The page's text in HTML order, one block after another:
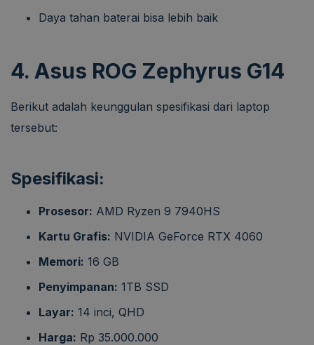
Daya tahan baterai bisa lebih baik
4. Asus ROG Zephyrus G14
Berikut adalah keunggulan spesifikasi dari laptop
tersebut:
Spesifikasi:
Prosesor: AMD Ryzen 9 7940HS
Kartu Grafis: NVIDIA GeForce RTX 4060
Memori: 16 GB
Penyimpanan: 1TB SSD
Layar: 14 inci, QHD
Harga: Rp 35.000.000